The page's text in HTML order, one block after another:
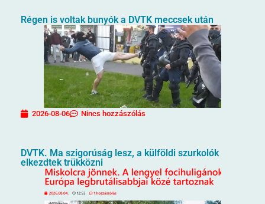
Régen is voltak bunyók a DVTK meccsek után
2026-08-06 Nincs hozzászólás
DVTK. Ma szigorúság lesz, a külföldi szurkolók
elkezdtek trükközni